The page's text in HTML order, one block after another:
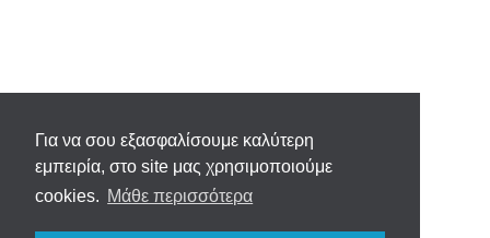
Για να σου εξασφαλίσουμε καλύτερη
εμπειρία, στο site μας χρησιμοποιούμε
cookies. Μάθε περισσότερα